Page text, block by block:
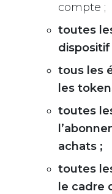
compte ;
toutes
dispositif
tous les
les
toutes
achats ;
toutes
le cadre